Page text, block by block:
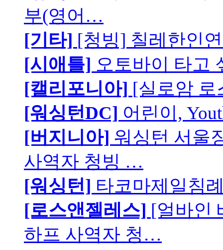
부(영어…
[기타] [청빙] 칠레한인
[시애틀] 오토바이 타고
[캘리포니아] [실로암 로
[워싱턴DC] 어린이,
[버지니아] 워싱턴 서울
사역자 청빙 …
[워싱턴] 타코마제일침
[로스앤젤레스] [얼바인
하프 사역자 청…